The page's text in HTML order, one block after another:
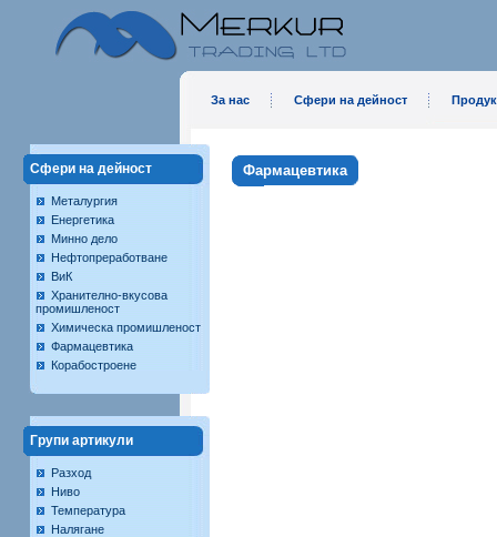
За нас Сфери на дейност
Сфери на дейност
Металургия
Енергетика
Минно дело
Нефтопреработване
ВиК
Хранително-вкусова
промишленост
Химическа промишленост
Фармацевтика
Корабостроене
Групи артикули
Разход
Ниво
Температура
Налягане
Фармацевтика